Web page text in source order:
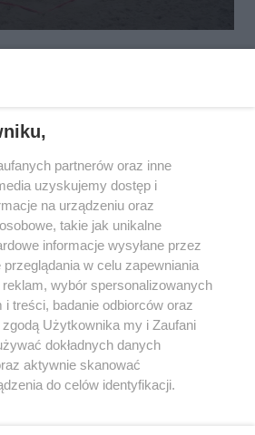
Prywatność
Praca Łódź
the:protocol
partnerów oraz inne
uzyskujemy dostęp i
na urządzeniu oraz
takie jak unikalne
informacje wysyłane przez
w celu zapewniania
wybór spersonalizowanych
treści, badanie odbiorców oraz
zgodą Użytkownika my i Zaufani
dokładnych danych
aktywnie skanować
do celów identyfikacji.